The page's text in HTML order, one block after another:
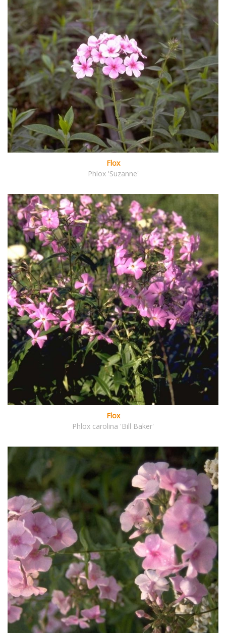
Flox
Phlox 'Suzanne'
Flox
Phlox carolina 'Bill Baker'